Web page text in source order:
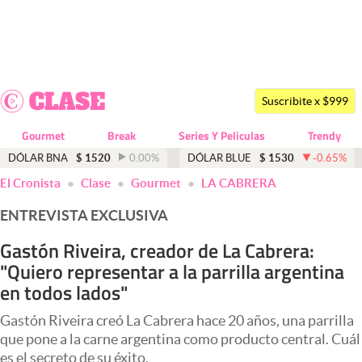
Dólar
Economía y Política
Finanzas y Mercados
Mercados Online
Negocios
Columnistas
Apertura
Suscribite x $999
Gourmet Break Series Y Peliculas Trendy
DÓLAR BNA $ 1520 0.00% DÓLAR BLUE $ 1530 -0.65%
El Cronista Clase Gourmet LA CABRERA
ENTREVISTA EXCLUSIVA
Gastón Riveira, creador de La Cabrera:
"Quiero representar a la parrilla argentina
en todos lados"
Gastón Riveira creó La Cabrera hace 20 años, una parrilla
que pone a la carne argentina como producto central. Cuál
es el secreto de su éxito.